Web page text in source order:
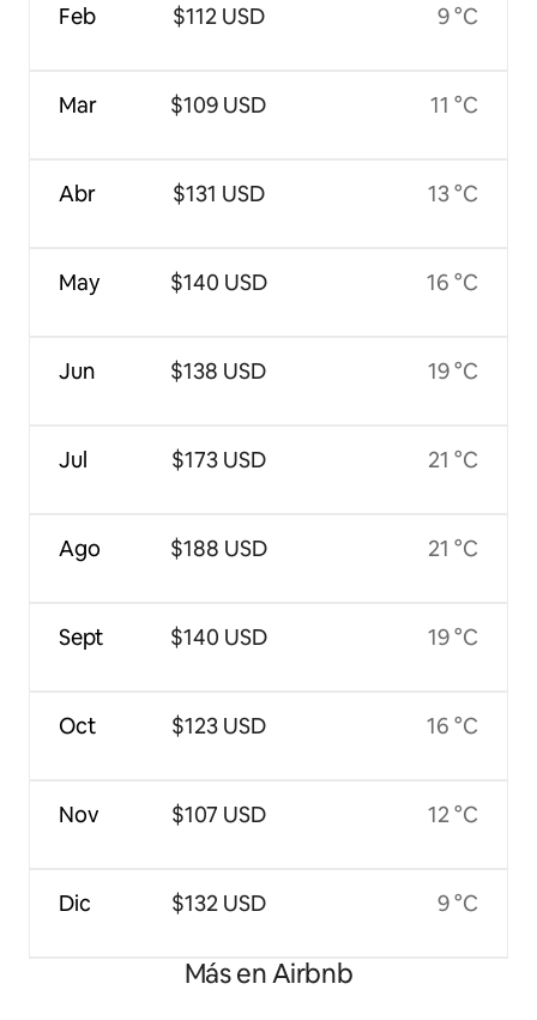
Feb
Mar
Abr
May
Jun
Jul
Ago
Sept
Oct
Nov
Dic
$112 USD
$109 USD
$131 USD
$140 USD
$138 USD
$173 USD
$188 USD
$140 USD
$123 USD
$107 USD
$132 USD
9 °C
11 °C
13 °C
16 °C
19 °C
21 °C
21 °C
19 °C
16 °C
12 °C
9 °C
Más en Airbnb